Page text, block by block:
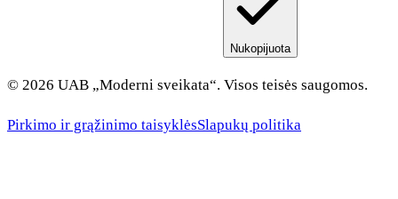
Nukopijuota
© 2026 UAB „Moderni sveikata“. Visos teisės saugomos.
Pirkimo ir grąžinimo taisyklėsSlapukų politika